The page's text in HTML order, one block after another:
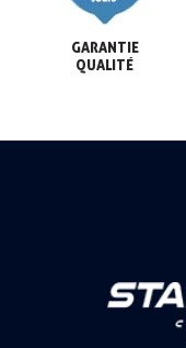
GARANTIE
QUALITÉ